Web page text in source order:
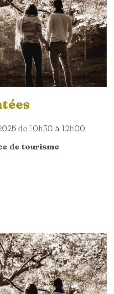
de 10h30 à 12h00
de tourisme